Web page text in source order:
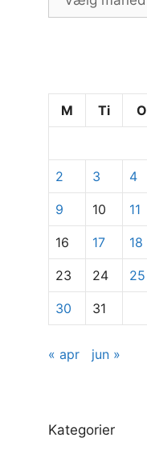
måned
specifikke
M
Ti O
2 3 4
9 10 11
16 17 18
23 24 25
30 31
« apr jun »
Kategorier